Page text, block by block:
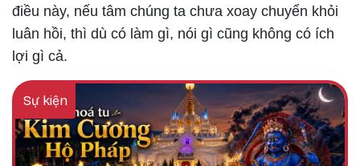
điều này, nếu tâm chúng ta chưa xoay chuyển khỏi
luân hồi, thì dù có làm gì, nói gì cũng không có ích
lợi gì cả.
Sự kiện